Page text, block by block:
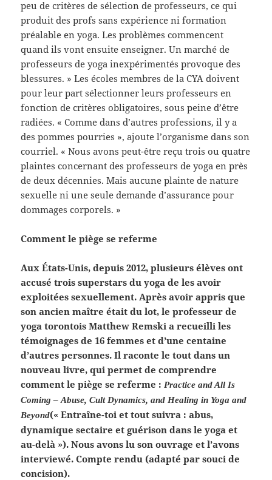
peu de critères de sélection de professeurs, ce qui
produit des profs sans expérience ni formation
préalable en yoga. Les problèmes commencent
quand ils vont ensuite enseigner. Un marché de
professeurs de yoga inexpérimentés provoque des
blessures. » Les écoles membres de la CYA doivent
pour leur part sélectionner leurs professeurs en
fonction de critères obligatoires, sous peine d’être
radiées. « Comme dans d’autres professions, il y a
des pommes pourries », ajoute l’organisme dans son
courriel. « Nous avons peut-être reçu trois ou quatre
plaintes concernant des professeurs de yoga en près
de deux décennies. Mais aucune plainte de nature
sexuelle ni une seule demande d’assurance pour
dommages corporels. »
Comment le piège se referme
Aux États-Unis, depuis 2012, plusieurs élèves ont
accusé trois superstars du yoga de les avoir
exploitées sexuellement. Après avoir appris que
son ancien maître était du lot, le professeur de
yoga torontois Matthew Remski a recueilli les
témoignages de 16 femmes et d’une centaine
d’autres personnes. Il raconte le tout dans un
nouveau livre, qui permet de comprendre
comment le piège se referme : Practice and All Is
Coming – Abuse, Cult Dynamics, and Healing in Yoga and
Beyond(« Entraîne-toi et tout suivra : abus,
dynamique sectaire et guérison dans le yoga et
au-delà »). Nous avons lu son ouvrage et l’avons
interviewé. Compte rendu (adapté par souci de
concision).